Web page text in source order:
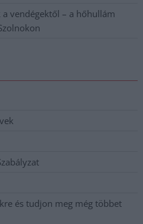
vendégektől – a hőhullám
és tudjon meg még többet